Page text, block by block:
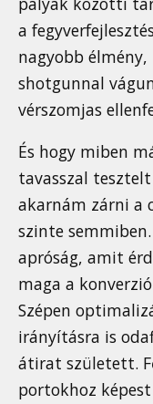
a
nagyobb
shotgunnal
vérszomjas
És hogy miben
tavasszal tesztelt
akarnám zárni a
szinte
apróság, amit
maga a
Szépen
irányításra is
átirat született.
portokhoz